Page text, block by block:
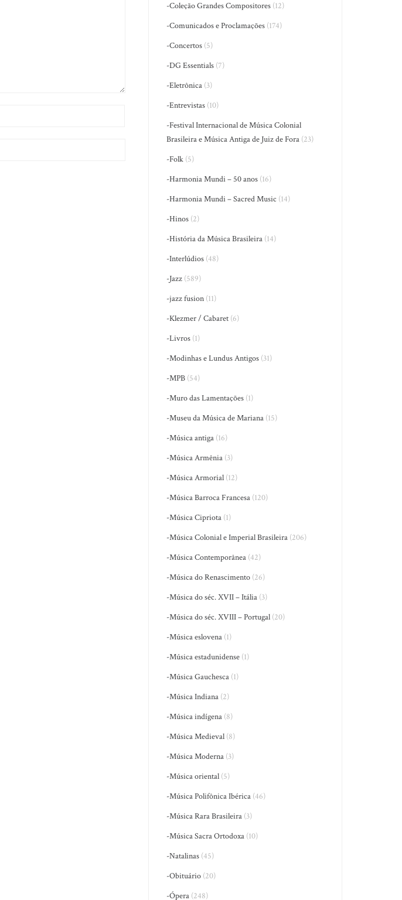
-Coleção Grandes Compositores (12)
-Comunicados e Proclamações (174)
-Concertos (5)
-DG Essentials (7)
-Eletrônica (3)
-Entrevistas (10)
-Festival Internacional de Música Colonial
Brasileira e Música Antiga de Juiz de Fora (23)
-Folk (5)
-Harmonia Mundi – 50 anos (16)
-Harmonia Mundi – Sacred Music (14)
-Hinos (2)
-História da Música Brasileira (14)
-Interlúdios (48)
-Jazz (589)
-jazz fusion (11)
-Klezmer / Cabaret (6)
-Livros (1)
-Modinhas e Lundus Antigos (31)
-MPB (54)
-Muro das Lamentações (1)
-Museu da Música de Mariana (15)
-Música antiga (16)
-Música Armênia (3)
-Música Armorial (12)
-Música Barroca Francesa (120)
-Música Cipriota (1)
-Música Colonial e Imperial Brasileira (206)
-Música Contemporânea (42)
-Música do Renascimento (26)
-Música do séc. XVII – Itália (3)
-Música do séc. XVIII – Portugal (20)
-Música eslovena (1)
-Música estadunidense (1)
-Música Gauchesca (1)
-Música Indiana (2)
-Música indígena (8)
-Música Medieval (8)
-Música Moderna (3)
-Música oriental (5)
-Música Polifônica Ibérica (46)
-Música Rara Brasileira (3)
-Música Sacra Ortodoxa (10)
-Natalinas (45)
-Obituário (20)
-Ópera (248)